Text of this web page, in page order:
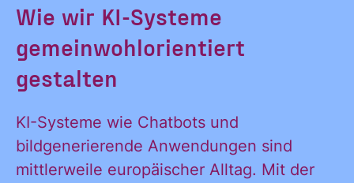
Wie wir KI-Systeme
gemeinwohlorientiert
gestalten
KI-Systeme wie Chatbots und
bildgenerierende Anwendungen sind
mittlerweile europäischer Alltag. Mit der